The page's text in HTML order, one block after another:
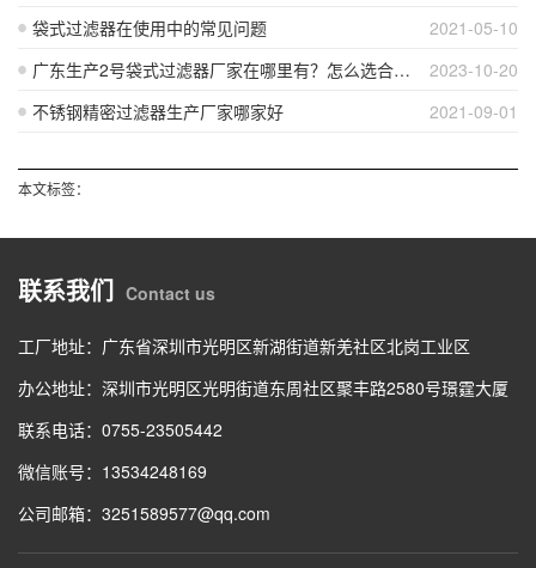
2021-05-10
袋式过滤器在使用中的常见问题
2023-10-20
广东生产2号袋式过滤器厂家在哪里有？怎么选合适的过滤器？
2021-09-01
不锈钢精密过滤器生产厂家哪家好
本文标签：
联系我们 Contact us
工厂地址：广东省深圳市光明区新湖街道新羌社区北岗工业区
办公地址：深圳市光明区光明街道东周社区聚丰路2580号璟霆大厦
联系电话：0755-23505442
微信账号：13534248169
公司邮箱：3251589577@qq.com